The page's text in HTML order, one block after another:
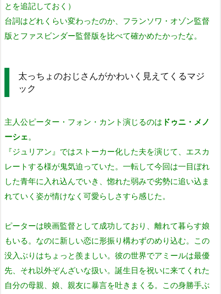
とを追記しておく）
台詞はどれくらい変わったのか、フランソワ・オゾン監督
版とファスビンダー監督版を比べて確かめたかったな。
太っちょのおじさんがかわいく見えてくるマジ
ック
主人公ピーター・フォン・カント演じるのは ドゥニ・メノ
ーシェ。
『ジュリアン』ではストーカー化した夫を演じて、エスカ
レートする様が鬼気迫っていた。一転して今回は一目ぼれ
した青年に入れ込んでいき、惚れた弱みで劣勢に追い込ま
れていく姿が情けなく可愛らしさすら感じた。
ピーターは映画監督として成功しており、離れて暮らす娘
もいる。なのに新しい恋に形振り構わずのめり込む。この
没入ぶりはちょっと羨ましい。彼の世界でアミールは最優
先、それ以外ぞんざいな扱い。誕生日を祝いに来てくれた
自分の母親、娘、親友に暴言を吐きまくる。この身勝手ぶ